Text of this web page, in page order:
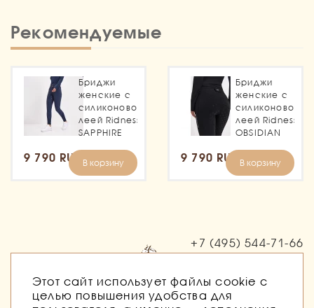
Рекомендуемые
Бриджи
женские с
силиконовой
леей Ridness
SAPPHIRE
9 790 RUB В корзину
Бриджи
женские с
силиконовой
леей Ridness
OBSIDIAN
9 790 RUB В корзину
+7 (495) 544-71-66
Этот сайт использует файлы cookie с
целью повышения удобства для